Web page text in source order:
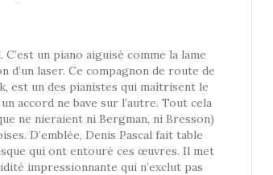
un piano aiguisé comme la lame
d’un laser. Ce compagnon de route de
est un des pianistes qui maîtrisent le
accord ne bave sur l’autre. Tout cela
ne nieraient ni Bergman, ni Bresson)
D’emblée, Denis Pascal fait table
qui ont entouré ces œuvres. Il met
impressionnante qui n’exclut pas